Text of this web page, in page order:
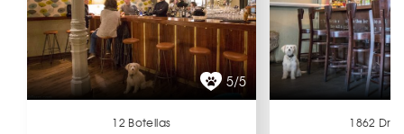
5/5
12 Botellas 1862 Dry